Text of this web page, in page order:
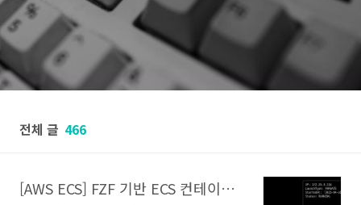
전체 글 466
[AWS ECS] FZF 기반 ECS 컨테이너 접속 도구 - ecs-exec